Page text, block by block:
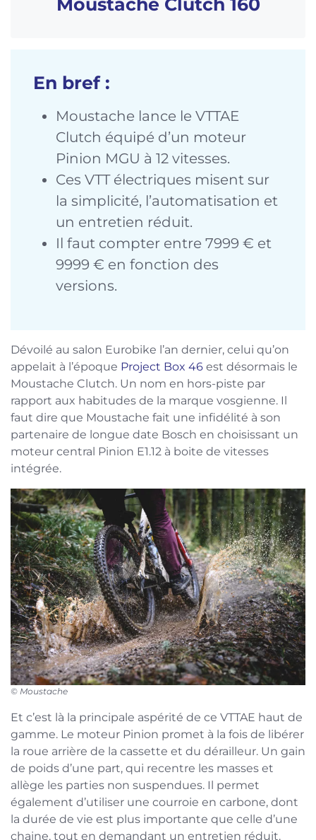
En bref :
Moustache lance le VTTAE
Clutch équipé d’un moteur
Pinion MGU à 12 vitesses.
Ces VTT électriques misent sur
la simplicité, l’automatisation et
un entretien réduit.
Il faut compter entre 7999 € et
9999 € en fonction des
versions.
Dévoilé au salon Eurobike l’an dernier, celui qu’on
appelait à l’époque Project Box 46 est désormais le
Moustache Clutch. Un nom en hors-piste par
rapport aux habitudes de la marque vosgienne. Il
faut dire que Moustache fait une infidélité à son
partenaire de longue date Bosch en choisissant un
moteur central Pinion E1.12 à boite de vitesses
intégrée.
© Moustache
Et c’est là la principale aspérité de ce VTTAE haut de
gamme. Le moteur Pinion promet à la fois de libérer
la roue arrière de la cassette et du dérailleur. Un gain
de poids d’une part, qui recentre les masses et
allège les parties non suspendues. Il permet
également d’utiliser une courroie en carbone, dont
la durée de vie est plus importante que celle d’une
chaine, tout en demandant un entretien réduit.